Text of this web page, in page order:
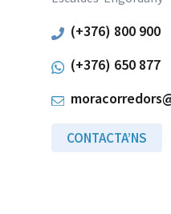
(+376) 800 900
(+376) 650 877
CONTACTA’NS